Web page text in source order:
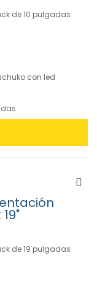
de 10 pulgadas
con led
de 19 pulgadas